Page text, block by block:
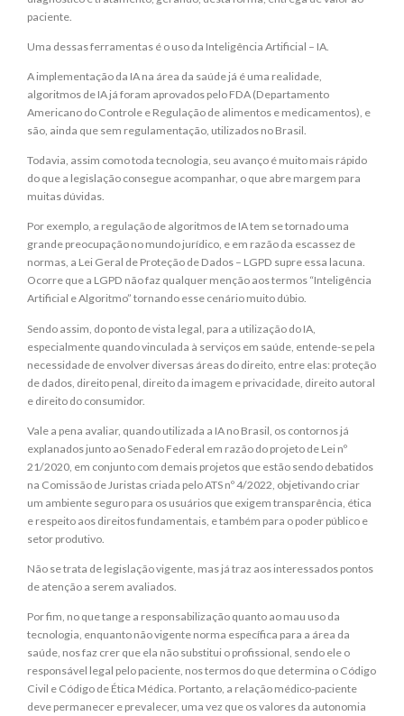
paciente.
Uma dessas ferramentas é o uso da Inteligência Artificial – IA.
A implementação da IA na área da saúde já é uma realidade,
algoritmos de IA já foram aprovados pelo FDA (Departamento
Americano do Controle e Regulação de alimentos e medicamentos), e
são, ainda que sem regulamentação, utilizados no Brasil.
Todavia, assim como toda tecnologia, seu avanço é muito mais rápido
do que a legislação consegue acompanhar, o que abre margem para
muitas dúvidas.
Por exemplo, a regulação de algoritmos de IA tem se tornado uma
grande preocupação no mundo jurídico, e em razão da escassez de
normas, a Lei Geral de Proteção de Dados – LGPD supre essa lacuna.
Ocorre que a LGPD não faz qualquer menção aos termos “Inteligência
Artificial e Algoritmo” tornando esse cenário muito dúbio.
Sendo assim, do ponto de vista legal, para a utilização do IA,
especialmente quando vinculada à serviços em saúde, entende-se pela
necessidade de envolver diversas áreas do direito, entre elas: proteção
de dados, direito penal, direito da imagem e privacidade, direito autoral
e direito do consumidor.
Vale a pena avaliar, quando utilizada a IA no Brasil, os contornos já
explanados junto ao Senado Federal em razão do projeto de Lei nº
21/2020, em conjunto com demais projetos que estão sendo debatidos
na Comissão de Juristas criada pelo ATS nº 4/2022, objetivando criar
um ambiente seguro para os usuários que exigem transparência, ética
e respeito aos direitos fundamentais, e também para o poder público e
setor produtivo.
Não se trata de legislação vigente, mas já traz aos interessados pontos
de atenção a serem avaliados.
Por fim, no que tange a responsabilização quanto ao mau uso da
tecnologia, enquanto não vigente norma específica para a área da
saúde, nos faz crer que ela não substitui o profissional, sendo ele o
responsável legal pelo paciente, nos termos do que determina o Código
Civil e Código de Ética Médica. Portanto, a relação médico-paciente
deve permanecer e prevalecer, uma vez que os valores da autonomia